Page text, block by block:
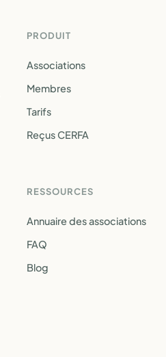
PRODUIT
Associations
Membres
Tarifs
Reçus CERFA
RESSOURCES
Annuaire des associations
FAQ
Blog